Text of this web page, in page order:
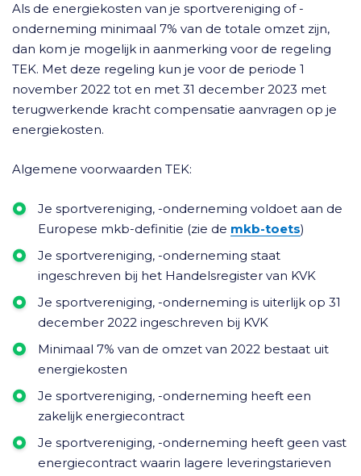
Als de energiekosten van je sportvereniging of -
onderneming minimaal 7% van de totale omzet zijn,
dan kom je mogelijk in aanmerking voor de regeling
TEK. Met deze regeling kun je voor de periode 1
november 2022 tot en met 31 december 2023 met
terugwerkende kracht compensatie aanvragen op je
energiekosten.
Algemene voorwaarden TEK:
Je sportvereniging, -onderneming voldoet aan de
Europese mkb-definitie (zie de mkb-toets)
Je sportvereniging, -onderneming staat
ingeschreven bij het Handelsregister van KVK
Je sportvereniging, -onderneming is uiterlijk op 31
december 2022 ingeschreven bij KVK
Minimaal 7% van de omzet van 2022 bestaat uit
energiekosten
Je sportvereniging, -onderneming heeft een
zakelijk energiecontract
Je sportvereniging, -onderneming heeft geen vast
energiecontract waarin lagere leveringstarieven